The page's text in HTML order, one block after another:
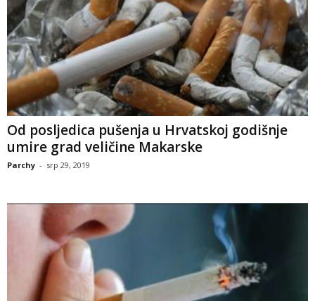
Od posljedica pušenja u Hrvatskoj godišnje
umire grad veličine Makarske
Parchy - srp 29, 2019